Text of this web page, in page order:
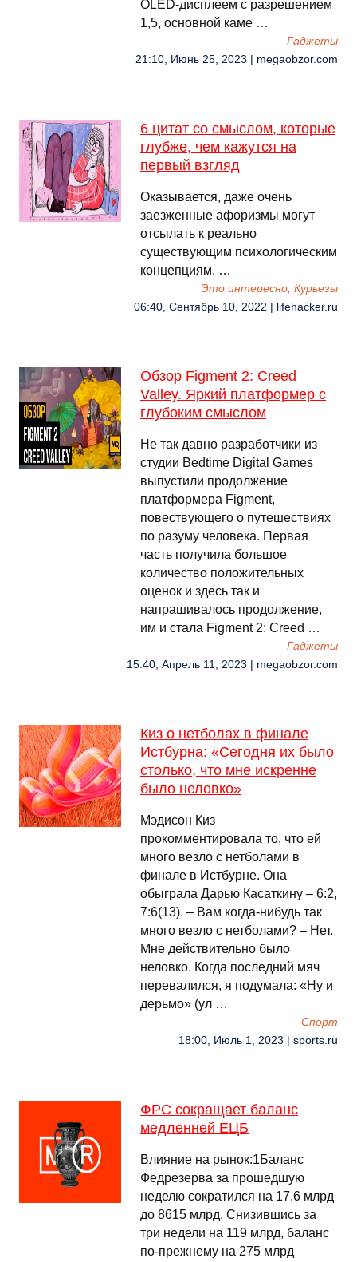
OLED-дисплеем с разрешением
1,5, основной каме …
Гаджеты
21:10, Июнь 25, 2023 | megaobzor.com
6 цитат со смыслом, которые
глубже, чем кажутся на
первый взгляд
Оказывается, даже очень
заезженные афоризмы могут
отсылать к реально
существующим психологическим
концепциям. …
Это интересно, Курьезы
06:40, Сентябрь 10, 2022 | lifehacker.ru
Обзор Figment 2: Creed
Valley. Яркий платформер с
глубоким смыслом
Не так давно разработчики из
студии Bedtime Digital Games
выпустили продолжение
платформера Figment,
повествующего о путешествиях
по разуму человека. Первая
часть получила большое
количество положительных
оценок и здесь так и
напрашивалось продолжение,
им и стала Figment 2: Creed …
Гаджеты
15:40, Апрель 11, 2023 | megaobzor.com
Киз о нетболах в финале
Истбурна: «Сегодня их было
столько, что мне искренне
было неловко»
Мэдисон Киз
прокомментировала то, что ей
много везло с нетболами в
финале в Истбурне. Она
обыграла Дарью Касаткину – 6:2,
7:6(13). – Вам когда-нибудь так
много везло с нетболами? – Нет.
Мне действительно было
неловко. Когда последний мяч
перевалился, я подумала: «Ну и
дерьмо» (ул …
Спорт
18:00, Июль 1, 2023 | sports.ru
ФРС сокращает баланс
медленней ЕЦБ
Влияние на рынок:1Баланс
Федрезерва за прошедшую
неделю сократился на 17.6 млрд
до 8615 млрд. Снизившись за
три недели на 119 млрд, баланс
по-прежнему на 275 млрд